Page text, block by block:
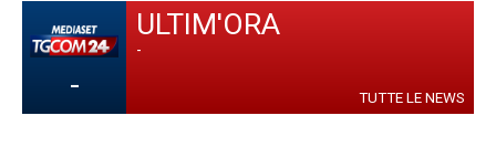
-
ULTIM'ORA
-
TUTTE LE NEWS